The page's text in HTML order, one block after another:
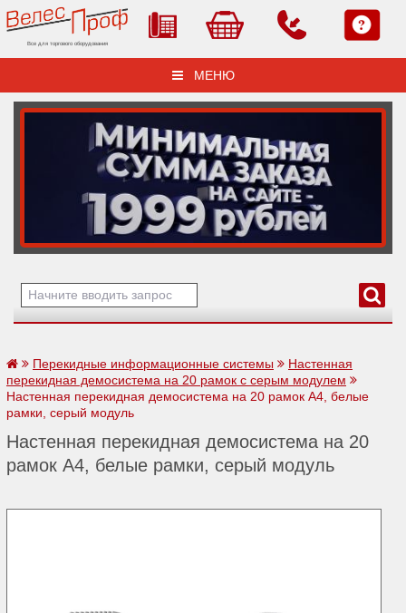
Все для торгового оборудования
МЕНЮ
Перекидные информационные системы
Настенная
перекидная демосистема на 20 рамок с серым модулем
Настенная перекидная демосистема на 20 рамок А4, белые
рамки, серый модуль
Настенная перекидная демосистема на 20
рамок А4, белые рамки, серый модуль